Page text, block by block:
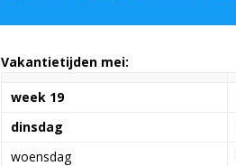
Vakantietijden mei:
week 19
dinsdag
woensdag